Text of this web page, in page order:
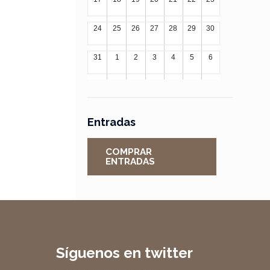
24 25 26 27 28 29 30
31 1 2 3 4 5 6
Entradas
COMPRAR
ENTRADAS
Síguenos en twitter